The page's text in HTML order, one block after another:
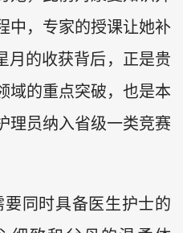
中，专家的授课让她补
月的收获背后，正是贵
域的重点突破，也是本
理员纳入省级一类竞赛
同时具备医生护士的